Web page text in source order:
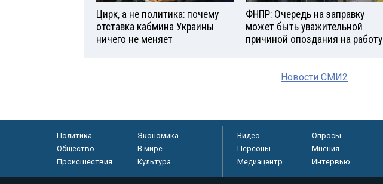
Цирк, а не политика: почему
отставка кабмина Украины
ничего не меняет
ФНПР: Очередь на заправку
может быть уважительной
причиной опоздания на работу
Новости СМИ2
Политика
Экономика
Общество
В мире
Происшествия
Культура
Видео Опросы
Персоны
Мнения
Медиацентр
Интервью